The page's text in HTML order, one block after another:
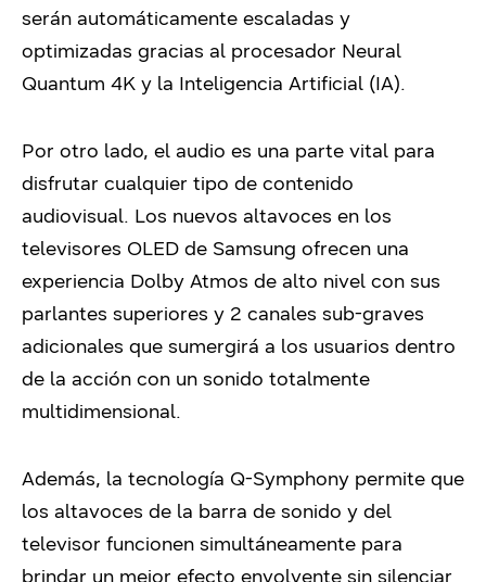
serán automáticamente escaladas y
optimizadas gracias al procesador Neural
Quantum 4K y la Inteligencia Artificial (IA).
Por otro lado, el audio es una parte vital para
disfrutar cualquier tipo de contenido
audiovisual. Los nuevos altavoces en los
televisores OLED de Samsung ofrecen una
experiencia Dolby Atmos de alto nivel con sus
parlantes superiores y 2 canales sub-graves
adicionales que sumergirá a los usuarios dentro
de la acción con un sonido totalmente
multidimensional.
Además, la tecnología Q-Symphony permite que
los altavoces de la barra de sonido y del
televisor funcionen simultáneamente para
brindar un mejor efecto envolvente sin silenciar